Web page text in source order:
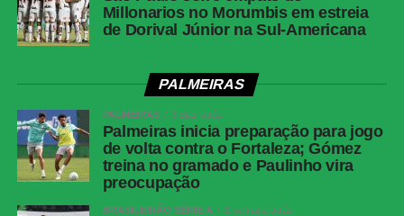
Millonarios no Morumbis em estreia
de Dorival Júnior na Sul-Americana
PALMEIRAS
PALMEIRAS 3 dias atrás
Palmeiras inicia preparação para jogo
de volta contra o Fortaleza; Gómez
treina no gramado e Paulinho vira
preocupação
BRASILEIRÃO SÉRIE A 1 semana atrás